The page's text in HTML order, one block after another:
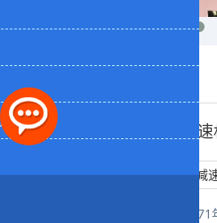
非标二次包络蜗轮蜗杆减速
平面二次包络环面蜗杆传动于